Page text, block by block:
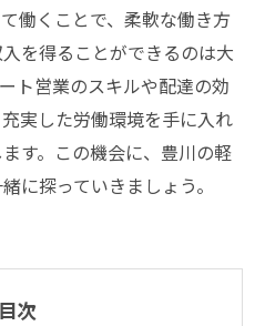
働くことで、柔軟な働き方
を得ることができるのは大
ト営業のスキルや配達の効
実した労働環境を手に入れ
す。この機会に、豊川の軽
に探っていきましょう。
目次